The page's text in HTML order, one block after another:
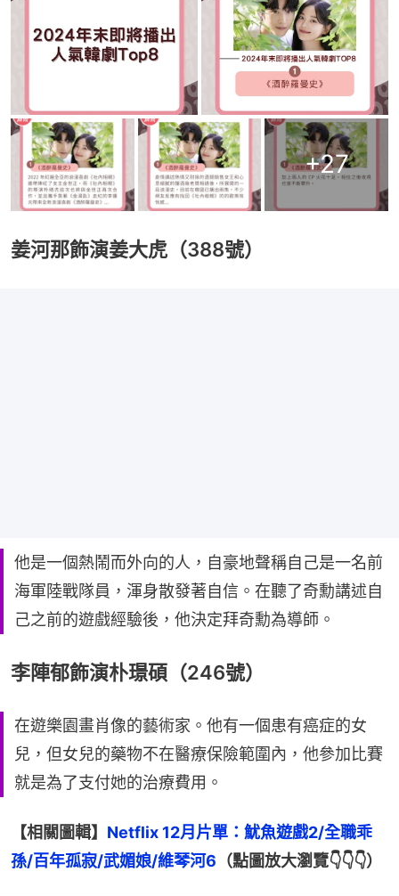
+27
姜河那飾演姜大虎（388號）
他是一個熱鬧而外向的人，自豪地聲稱自己是一名前
海軍陸戰隊員，渾身散發著自信。在聽了奇勳講述自
己之前的遊戲經驗後，他決定拜奇勳為導師。
李陣郁飾演朴璟碩（246號）
在遊樂園畫肖像的藝術家。他有一個患有癌症的女
兒，但女兒的藥物不在醫療保險範圍內，他參加比賽
就是為了支付她的治療費用。
【相關圖輯】 Netflix 12月片單：魷魚遊戲2/全職乖
孫/百年孤寂/武媚娘/維琴河6 （點圖放大瀏覽👇👇👇）